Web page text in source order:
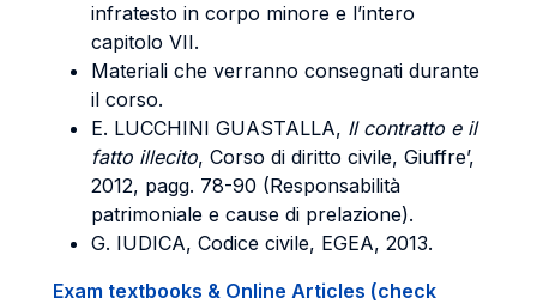
infratesto in corpo minore e l’intero
capitolo VII.
Materiali che verranno consegnati durante
il corso.
E. LUCCHINI GUASTALLA, Il contratto e il
fatto illecito, Corso di diritto civile, Giuffre’,
2012, pagg. 78-90 (Responsabilità
patrimoniale e cause di prelazione).
G. IUDICA, Codice civile, EGEA, 2013.
Exam textbooks & Online Articles (check